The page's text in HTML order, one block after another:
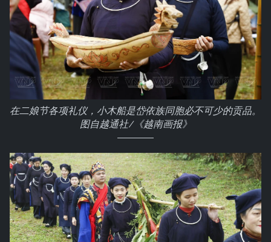
在二娘节各项礼仪，小木船是岱依族同胞必不可少的贡品。
图自越通社/《越南画报》